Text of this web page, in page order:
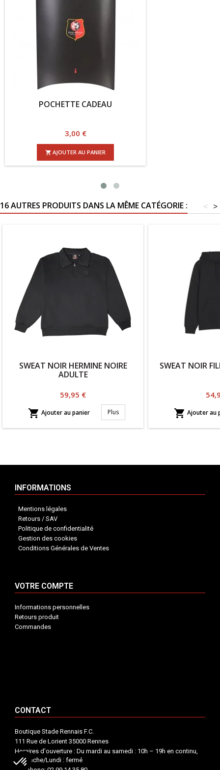
POCHETTE CADEAU
AJOUTER AU PANIER
16 AUTRES PRODUITS DANS LA MÊME CATÉGORIE : >
<
SWEAT NOIR HERMINE NOIRE
ADULTE
Prix
59,95 €
 Ajouter au panier Plus
SWEAT NOIR
Prix
 Ajouter au
INFORMATIONS
Mentions légales
Retours / SAV
Politique de confidentialité
Gestion des cookies
Conditions Générales de Ventes
VOTRE COMPTE
Informations personnelles
Retours produit
Commandes
CONTACT
Boutique Stade Rennais F.C.
111 Rue de Lorient 35000 Rennes
Horaires d'ouverture : Du mardi au samedi : 10h – 19h en continu,
Dimanche/Lundi : fermé